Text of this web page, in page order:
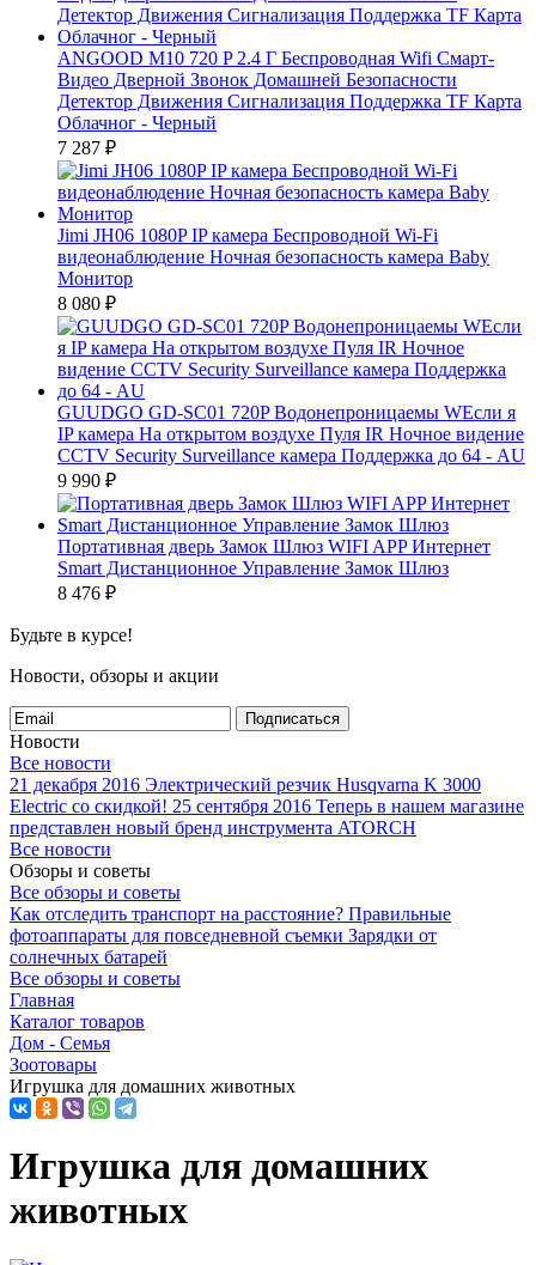
ANGOOD M10 720 P 2.4 Г Беспроводная Wifi Смарт-
Видео Дверной Звонок Домашней Безопасности
Детектор Движения Сигнализация Поддержка TF Карта
Облачног - Черный
7 287 ₽
Jimi JH06 1080P IP камера Беспроводной Wi-Fi
видеонаблюдение Ночная безопасность камера Baby
Монитор
8 080 ₽
GUUDGO GD-SC01 720P Водонепроницаемы WЕсли я
IP камера На открытом воздухе Пуля IR Ночное видение
CCTV Security Surveillance камера Поддержка до 64 - AU
9 990 ₽
Портативная дверь Замок Шлюз WIFI APP Интернет
Smart Дистанционное Управление Замок Шлюз
8 476 ₽
Будьте в курсе!
Новости, обзоры и акции
Подписаться
Новости
Все новости
21 декабря 2016 Электрический резчик Husqvarna K 3000
Electric со скидкой! 25 сентября 2016 Теперь в нашем магазине
представлен новый бренд инструмента ATORCH
Все новости
Обзоры и советы
Все обзоры и советы
Как отследить транспорт на расстояние? Правильные
фотоаппараты для повседневной съемки Зарядки от
солнечных батарей
Все обзоры и советы
Главная
Каталог товаров
Дом - Семья
Зоотовары
Игрушка для домашних животных
Игрушка для домашних
животных